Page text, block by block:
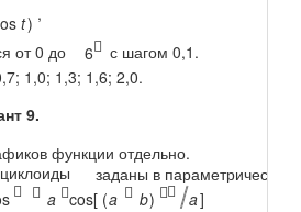
)
t ,
от 0 до

6
с шагом 0,1.
1,0; 1,3; 1,6; 2,0.
9.
функции отдельно.
заданы в
]
)
(
cos[ a
b
a
a 




